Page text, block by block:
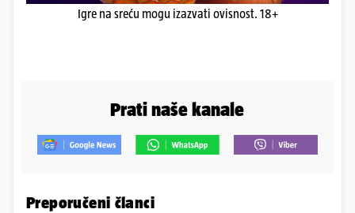
Igre na sreću mogu izazvati ovisnost. 18+
Prati naše kanale
Preporučeni članci